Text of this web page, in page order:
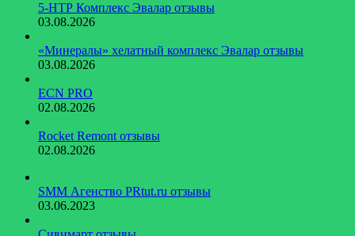
5-НТР Комплекс Эвалар отзывы
03.08.2026
«Минералы» хелатный комплекс Эвалар отзывы
03.08.2026
ECN PRO
02.08.2026
Rocket Remont отзывы
02.08.2026
SMM Агенство PRtut.ru отзывы
03.06.2023